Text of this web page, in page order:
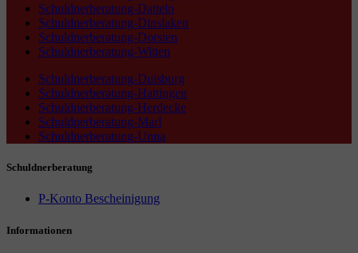
Schuldnerberatung-Datteln
Schuldnerberatung-Dinslaken
Schuldnerberatung-Dorsten
Schuldnerberatung-Witten
Schuldnerberatung-Duisburg
Schuldnerberatung-Hattingen
Schuldnerberatung-Herdecke
Schuldnerberatung-Marl
Schuldnerberatung-Unna
Schuldnerberatung
P-Konto Bescheinigung
Informationen